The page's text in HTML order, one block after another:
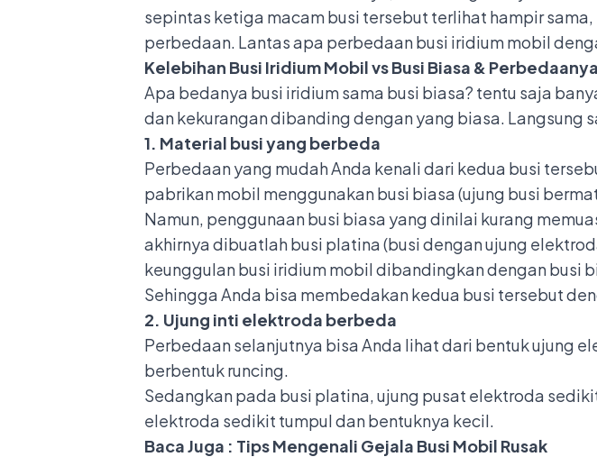
sepintas ketiga macam busi tersebut terlihat hampir
perbedaan. Lantas apa perbedaan busi iridium mobil
Kelebihan Busi Iridium Mobil vs Busi Biasa & Perbedaanya
Apa bedanya busi iridium sama busi biasa? tentu saja
dan kekurangan dibanding dengan yang biasa. Langsung
1. Material busi yang berbeda
Perbedaan yang mudah Anda kenali dari kedua busi
pabrikan mobil menggunakan busi biasa (ujung busi
Namun, penggunaan busi biasa yang dinilai kurang
akhirnya dibuatlah busi platina (busi dengan ujung
keunggulan busi iridium mobil dibandingkan dengan busi
Sehingga Anda bisa membedakan kedua busi tersebut
2. Ujung inti elektroda berbeda
Perbedaan selanjutnya bisa Anda lihat dari bentuk ujung
berbentuk runcing.
Sedangkan pada busi platina, ujung pusat elektroda
elektroda sedikit tumpul dan bentuknya kecil.
Baca Juga : Tips Mengenali Gejala Busi Mobil Rusak